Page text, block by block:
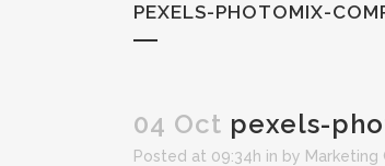
PEXELS-PHOTOMIX-
04 Oct pexels-
Posted at 09:34h in by Marketing